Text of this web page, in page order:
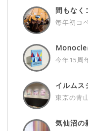
間もなく
毎年初コ
Monocle
今年15周
イルムス
の...
東京の青
気仙沼の